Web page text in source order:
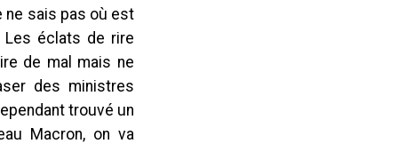
ne sais pas où est
Les éclats de rire
de mal mais ne
des ministres
trouvé un
Macron, on va